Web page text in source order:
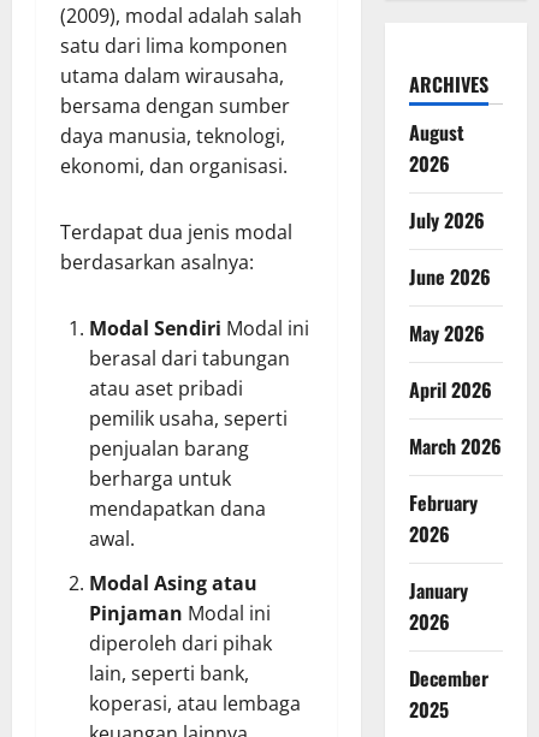
(2009), modal adalah salah
satu dari lima komponen
utama dalam wirausaha,
bersama dengan sumber
daya manusia, teknologi,
ekonomi, dan organisasi.
Terdapat dua jenis modal
berdasarkan asalnya:
Modal Sendiri Modal ini
berasal dari tabungan
atau aset pribadi
pemilik usaha, seperti
penjualan barang
berharga untuk
mendapatkan dana
awal.
Modal Asing atau
Pinjaman Modal ini
diperoleh dari pihak
lain, seperti bank,
koperasi, atau lembaga
ARCHIVES
August
2026
July 2026
June 2026
May 2026
April 2026
March 2026
February
2026
January
2026
December
2025